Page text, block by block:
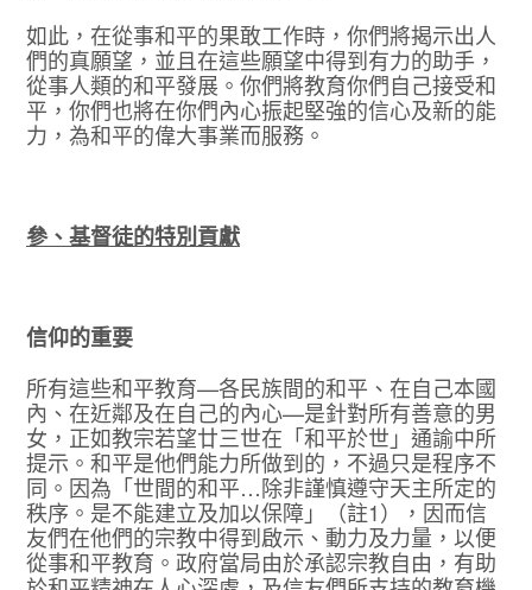
如此，在從事和平的果敢工作時，你們將揭示出人
們的真願望，並且在這些願望中得到有力的助手，
從事人類的和平發展。你們將教育你們自己接受和
平，你們也將在你們內心振起堅強的信心及新的能
力，為和平的偉大事業而服務。
參、基督徒的特別貢獻
信仰的重要
所有這些和平教育—各民族間的和平、在自己本國
內、在近鄰及在自己的內心—是針對所有善意的男
女，正如教宗若望廿三世在「和平於世」通諭中所
提示。和平是他們能力所做到的，不過只是程序不
同。因為「世間的和平…除非謹慎遵守天主所定的
秩序。是不能建立及加以保障」（註1），因而信
友們在他們的宗教中得到啟示、動力及力量，以便
從事和平教育。政府當局由於承認宗教自由，有助